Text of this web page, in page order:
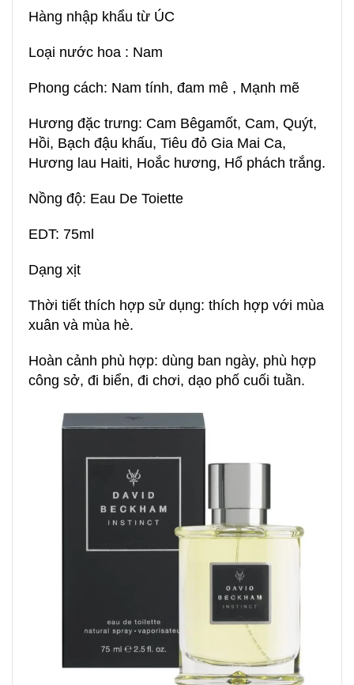
Hàng nhập khẩu từ ÚC
Loại nước hoa : Nam
Phong cách: Nam tính, đam mê , Mạnh mẽ
Hương đặc trưng: Cam Bêgamốt, Cam, Quýt,
Hồi, Bạch đậu khấu, Tiêu đỏ Gia Mai Ca,
Hương lau Haiti, Hoắc hương, Hổ phách trắng.
Nồng độ: Eau De Toiette
EDT: 75ml
Dạng xịt
Thời tiết thích hợp sử dụng: thích hợp với mùa
xuân và mùa hè.
Hoàn cảnh phù hợp: dùng ban ngày, phù hợp
công sở, đi biển, đi chơi, dạo phố cuối tuần.